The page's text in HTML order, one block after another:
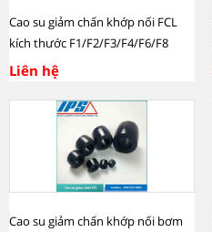
Cao su giảm chấn khớp nối FCL
kích thước F1/F2/F3/F4/F6/F8
Liên hệ
Cao su giảm chấn khớp nối bơm